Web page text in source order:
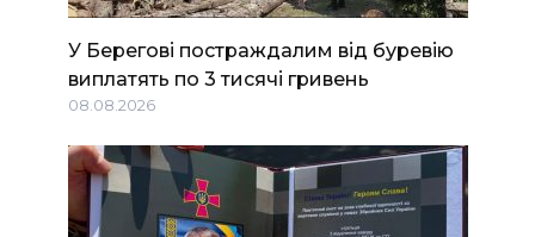
У Берегові постраждалим від буревію
виплатять по 3 тисячі гривень
08.08.2026